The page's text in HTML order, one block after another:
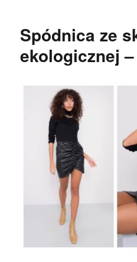
Spódnica ze
ekologicznej